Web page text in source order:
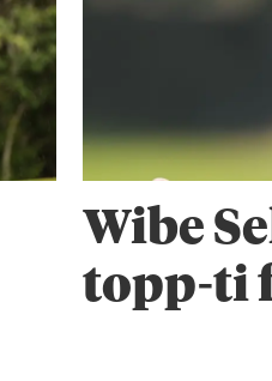
Wibe
topp-ti